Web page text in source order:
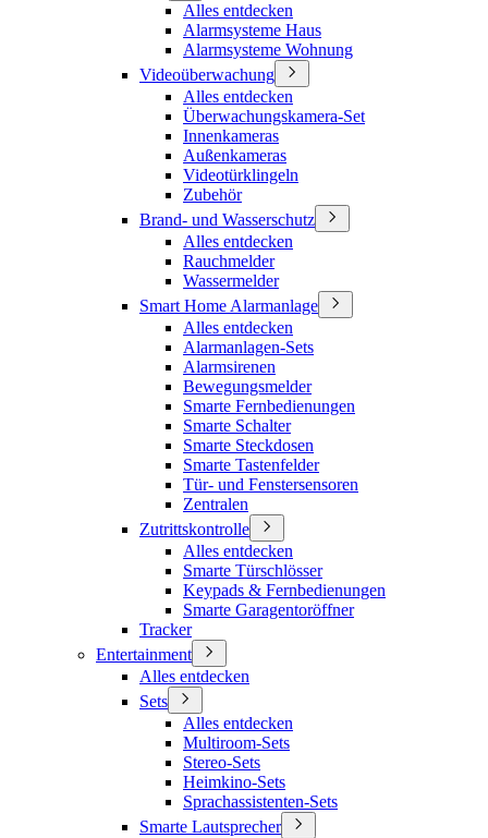
Alles entdecken
Alarmsysteme Haus
Alarmsysteme Wohnung
Videoüberwachung
Alles entdecken
Überwachungskamera-Set
Innenkameras
Außenkameras
Videotürklingeln
Zubehör
Brand- und Wasserschutz
Alles entdecken
Rauchmelder
Wassermelder
Smart Home Alarmanlage
Alles entdecken
Alarmanlagen-Sets
Alarmsirenen
Bewegungsmelder
Smarte Fernbedienungen
Smarte Schalter
Smarte Steckdosen
Smarte Tastenfelder
Tür- und Fenstersensoren
Zentralen
Zutrittskontrolle
Alles entdecken
Smarte Türschlösser
Keypads & Fernbedienungen
Smarte Garagentoröffner
Tracker
Entertainment
Alles entdecken
Sets
Alles entdecken
Multiroom-Sets
Stereo-Sets
Heimkino-Sets
Sprachassistenten-Sets
Smarte Lautsprecher